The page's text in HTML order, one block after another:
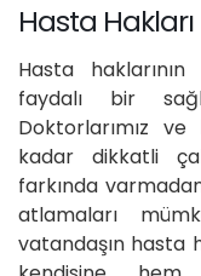
Hasta
Hasta
faydalı bir
Doktorlarımız
kadar dikkatli
farkında
atlamaları
vatandaşın hasta